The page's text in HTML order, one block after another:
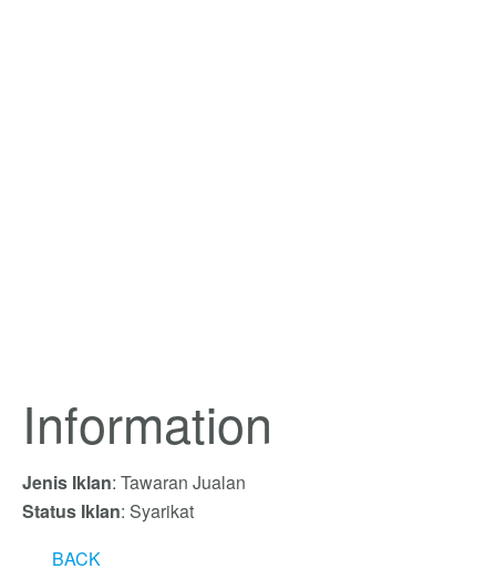
Information
Jenis Iklan: Tawaran Jualan
Status Iklan: Syarikat
BACK